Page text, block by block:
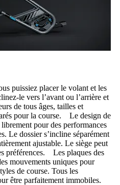
puissiez placer le volant et les
le vers l’avant ou l’arrière et
de tous âges, tailles et
pour la course. Le design de
pour des performances
Le dossier s’incline séparément
ajustable. Le siège peut
préférences. Les plaques des
mouvements uniques pour
de course. Tous les
être parfaitement immobiles.